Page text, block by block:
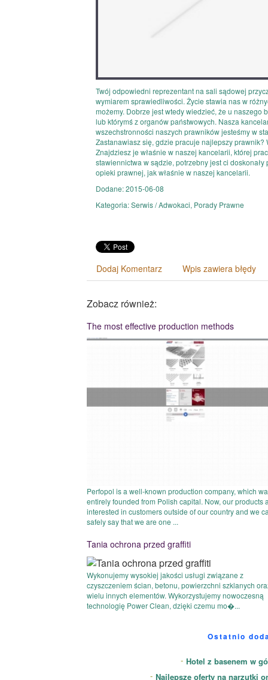
Twój odpowiedni reprezentant na sali sądowej
wymiarem sprawiedliwości. Życie stawia nas w
możemy. Dobrze jest wtedy wiedzieć, że u naszego
lub którymś z organów państwowych. Nasza
wszechstronności naszych prawników jesteśmy w
Zastanawiasz się, gdzie pracuje najlepszy prawnik?
Znajdziesz je właśnie w naszej kancelarii, której
stawiennictwa w sądzie, potrzebny jest ci
opieki prawnej, jak właśnie w naszej kancelarii.
Dodane: 2015-06-08
Kategoria: Serwis / Adwokaci, Porady Prawne
Dodaj Komentarz Wpis zawiera błędy
Zobacz również:
The most effective production methods
Perfopol is a well-known production company, which
entirely founded from Polish capital. Now, our products
interested in customers outside of our country and we
safely say that we are one ...
Tania ochrona przed graffiti
Wykonujemy wysokiej jakości usługi związane z
czyszczeniem ścian, betonu, powierzchni szklanych
wielu innych elementów. Wykorzystujemy nowoczesną
technologię Power Clean, dzięki czemu mo�...
Ostatnio
Hotel z basenem w
Najlepsze oferty na narzutki